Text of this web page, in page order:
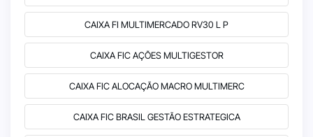
CAIXA FI MULTIMERCADO RV30 L P
CAIXA FIC AÇÕES MULTIGESTOR
CAIXA FIC ALOCAÇÃO MACRO MULTIMERC
CAIXA FIC BRASIL GESTÃO ESTRATEGICA